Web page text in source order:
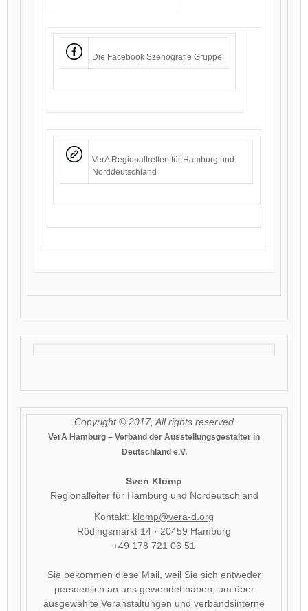
Die Facebook Szenografie Gruppe
VerA Regionaltreffen für Hamburg und
Norddeutschland
Copyright © 2017, All rights reserved
VerA Hamburg – Verband der Ausstellungsgestalter in
Deutschland e.V.
Sven Klomp
Regionalleiter für Hamburg und Nordeutschland
Kontakt: klomp@vera-d.org
Rödingsmarkt 14 · 20459 Hamburg
+49 178 721 06 51
Sie bekommen diese Mail, weil Sie sich entweder
persoenlich an uns gewendet haben, um über
ausgewählte Veranstaltungen und verbandsinterne